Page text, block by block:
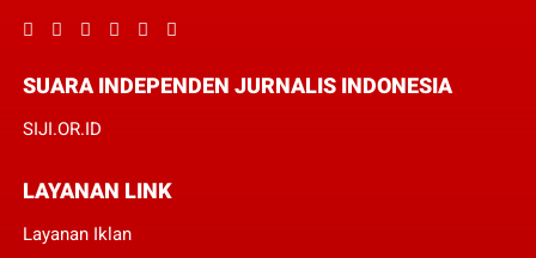
SUARA INDEPENDEN JURNALIS INDONESIA
SIJI.OR.ID
LAYANAN LINK
Layanan Iklan